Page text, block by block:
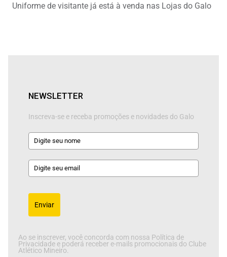
Uniforme de visitante já está à venda nas Lojas do Galo
NEWSLETTER
Inscreva-se e receba promoções e novidades do Galo
Enviar
Ao se inscrever, você concorda com nossa Política de
Privacidade e poderá receber e-mails promocionais do Clube
Atlético Mineiro.